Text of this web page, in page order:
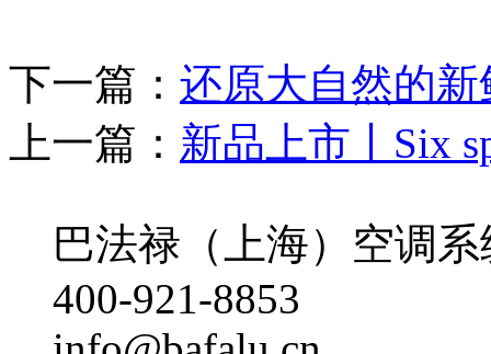
下一篇： 还原大自然的
上一篇： 新品上市丨Six
巴法禄（上海）空调
400-921-8853